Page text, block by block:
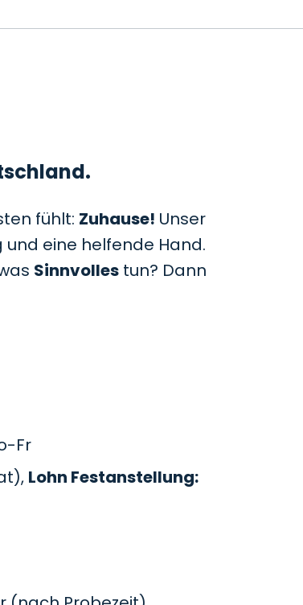
fühlt: Zuhause! Unser
eine helfende Hand.
Sinnvolles tun? Dann
Fr
Lohn Festanstellung: